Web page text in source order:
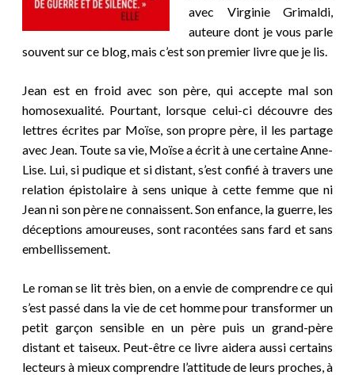
avec Virginie Grimaldi,
auteure dont je vous parle
souvent sur ce blog, mais c’est son premier livre que je lis.
Jean est en froid avec son père, qui accepte mal son
homosexualité. Pourtant, lorsque celui-ci découvre des
lettres écrites par Moïse, son propre père, il les partage
avec Jean. Toute sa vie, Moïse a écrit à une certaine Anne-
Lise. Lui, si pudique et si distant, s’est confié à travers une
relation épistolaire à sens unique à cette femme que ni
Jean ni son père ne connaissent. Son enfance, la guerre, les
déceptions amoureuses, sont racontées sans fard et sans
embellissement.
Le roman se lit très bien, on a envie de comprendre ce qui
s’est passé dans la vie de cet homme pour transformer un
petit garçon sensible en un père puis un grand-père
distant et taiseux. Peut-être ce livre aidera aussi certains
lecteurs à mieux comprendre l’attitude de leurs proches, à